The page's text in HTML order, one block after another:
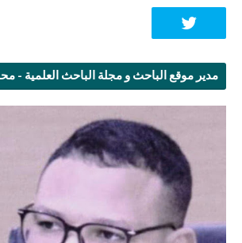
مدير موقع الباحث و مجلة الباحث العلمية -